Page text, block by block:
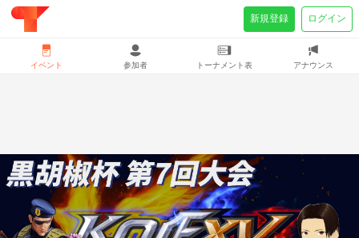
イベント 参加者 トーナメント表 アナウンス
新規登録 ログイン